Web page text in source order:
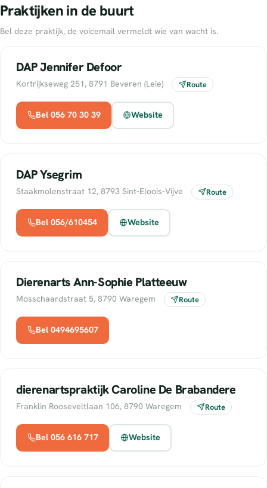
Praktijken in de buurt
Bel deze praktijk, de voicemail vermeldt wie van wacht is.
DAP Jennifer Defoor
Kortrijkseweg 251, 8791 Beveren (Leie) Route
Bel 056 70 30 39 Website
DAP Ysegrim
Staakmolenstraat 12, 8793 Sint-Eloois-Vijve Route
Bel 056/610454 Website
Dierenarts Ann-Sophie Platteeuw
Mosschaardstraat 5, 8790 Waregem Route
Bel 0494695607
dierenartspraktijk Caroline De Brabandere
Franklin Rooseveltlaan 106, 8790 Waregem Route
Bel 056 616 717 Website